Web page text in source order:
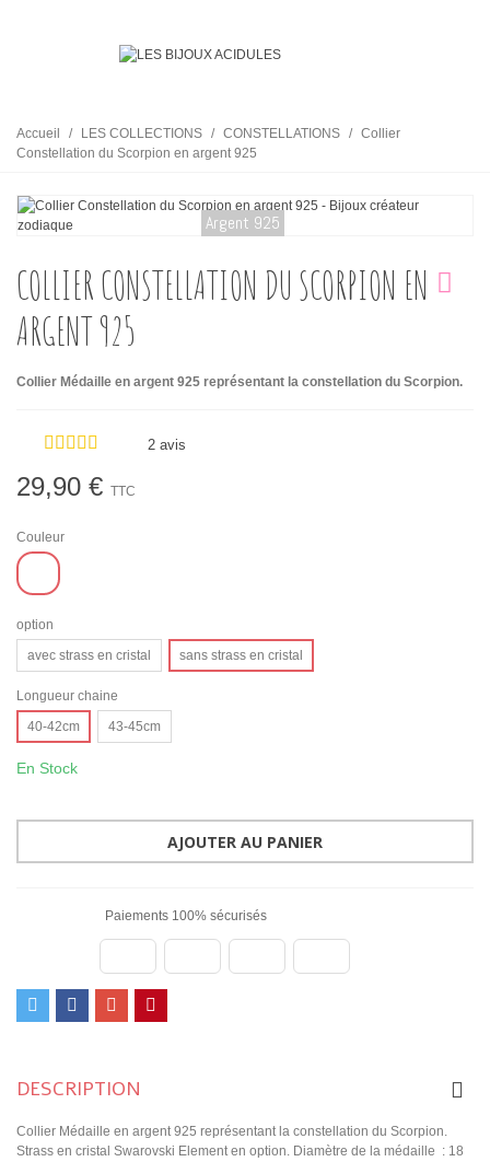
Accueil / LES COLLECTIONS / CONSTELLATIONS / Collier
Constellation du Scorpion en argent 925
Argent 925
COLLIER CONSTELLATION DU SCORPION EN
ARGENT 925
Collier Médaille en argent 925 représentant la constellation du Scorpion.
2 avis
29,90 € TTC
Couleur
Argenté
option
avec strass en cristal
sans strass en cristal
Longueur chaine
40-42cm
43-45cm
En Stock
AJOUTER AU PANIER
Paiements 100% sécurisés
DESCRIPTION
Collier Médaille en argent 925 représentant la constellation du Scorpion.
Strass en cristal Swarovski Element en option. Diamètre de la médaille : 18